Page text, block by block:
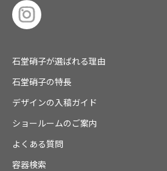
石堂硝子が選ばれる理由
石堂硝子の特長
デザインの入稿ガイド
ショールームのご案内
よくある質問
容器検索